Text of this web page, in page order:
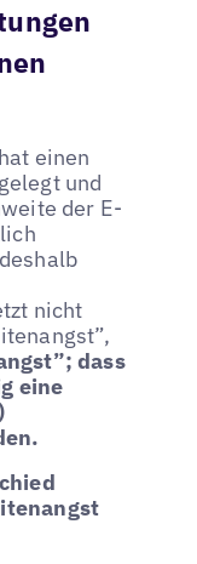
einen
und
der E-
nicht
dass
eine